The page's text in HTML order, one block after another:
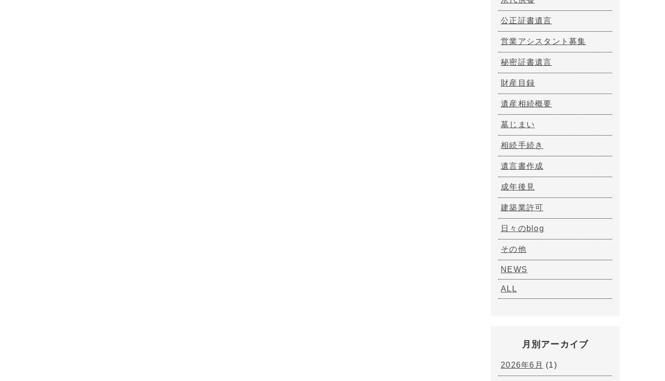
公正証書遺言
営業アシスタント募集
秘密証書遺言
財産目録
遺産相続概要
墓じまい
相続手続き
遺言書作成
成年後見
建築業許可
日々のblog
その他
NEWS
ALL
月別アーカイブ
2026年6月 (1)